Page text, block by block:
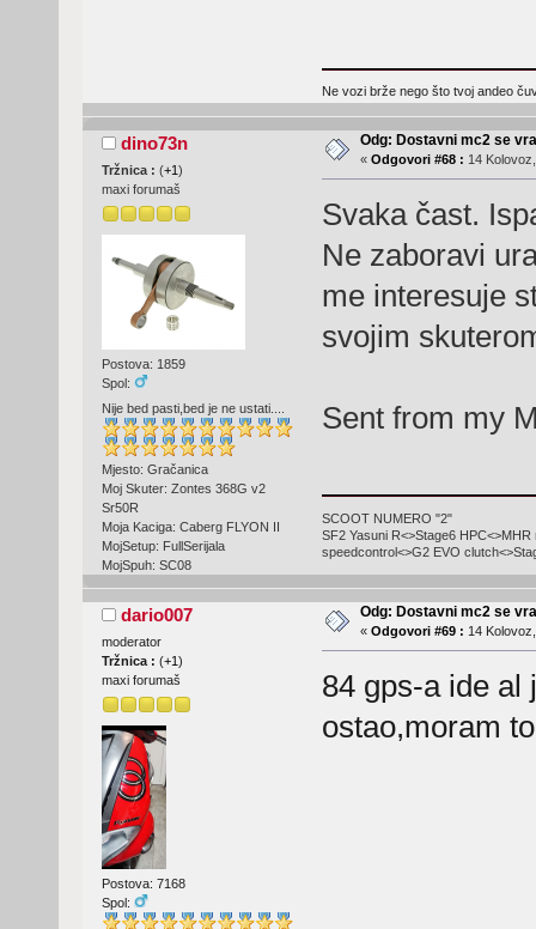
Ne vozi brže nego što tvoj andeo
dino73n
Tržnica : (+1)
maxi forumaš
Postova: 1859
Spol:
Nije bed pasti,bed je ne ustati....
Mjesto: Gračanica
Moj Skuter: Zontes 368G v2
Sr50R
Moja Kaciga: Caberg FLYON II
MojSetup: FullSerijala
MojSpuh: SC08
Odg: Dostavni mc2 se
« Odgovori #68 : 14
Svaka čast.
Ne zaboravi
me interesuje
svojim
Sent from my
SCOOT NUMERO "2"
SF2 Yasuni R<>Stage6
speedcontrol<>G2 EVO
dario007
moderator
Tržnica : (+1)
maxi forumaš
Postova: 7168
Spol:
Odg: Dostavni mc2 se
« Odgovori #69 : 14
84 gps-a ide al
ostao,moram